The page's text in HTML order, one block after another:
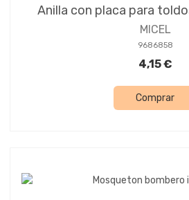
Anilla con placa para
MICEL
9686858
4,15 €
Comprar